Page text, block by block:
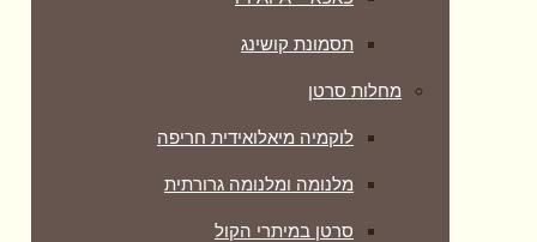
תסמונת קושינג
מחלות סרטן
לוקמיה מיאלואידית חריפה
מלנומה ומלנומה גרורתית
סרטן במיתרי הקול